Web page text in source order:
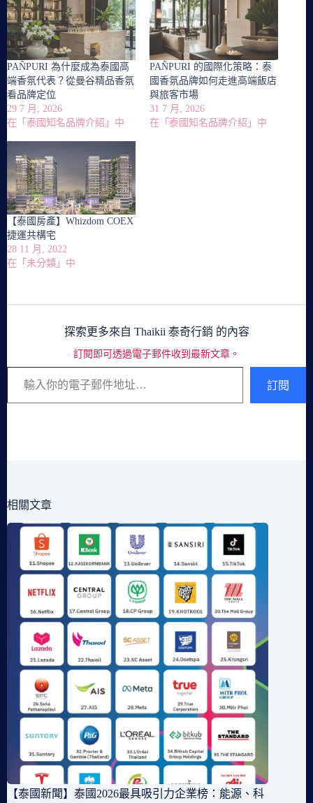
PAÑPURI 為什麼成為泰國高
端香氛代表？從曼谷精品香氛
看品牌定位
29 7 月, 2026
在「泰國知名品牌介紹」中
PAÑPURI 的國際化策略：泰
國香氛品牌如何走進高端飯店
與旅客市場
31 7 月, 2026
在「泰國知名品牌介紹」中
【泰國房產】Whizdom COEX
捷運共構宅
28 11 月, 2022
在「未分類」中
探索更多來自 Thaikii 泰奇行銷 的內容
訂閱即可透過電子郵件收到最新文章。
輸入你的電子郵件地址…
訂閱
相關文章
【泰國新聞】泰國2026最具吸引力企業榜：能源、科